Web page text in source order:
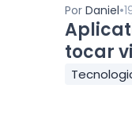
PorDaniel•
tocar